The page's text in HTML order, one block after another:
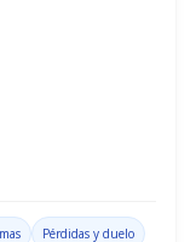
Pérdidas y duelo